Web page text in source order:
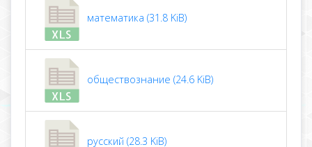
математика (31.8 KiB)
обществознание (24.6 KiB)
русский (28.3 KiB)